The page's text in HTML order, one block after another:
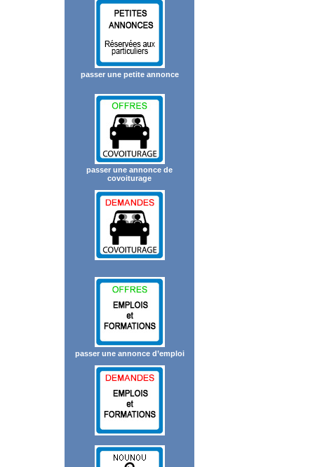
passer une petite annonce
passer une annonce de
covoiturage
passer une annonce d’emploi